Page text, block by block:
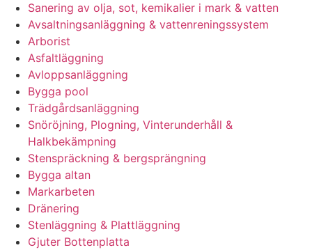
Sanering av olja, sot, kemikalier i mark & vatten
Avsaltningsanläggning & vattenreningssystem
Arborist
Asfaltläggning
Avloppsanläggning
Bygga pool
Trädgårdsanläggning
Snöröjning, Plogning, Vinterunderhåll &
Halkbekämpning
Stenspräckning & bergsprängning
Bygga altan
Markarbeten
Dränering
Stenläggning & Plattläggning
Gjuter Bottenplatta